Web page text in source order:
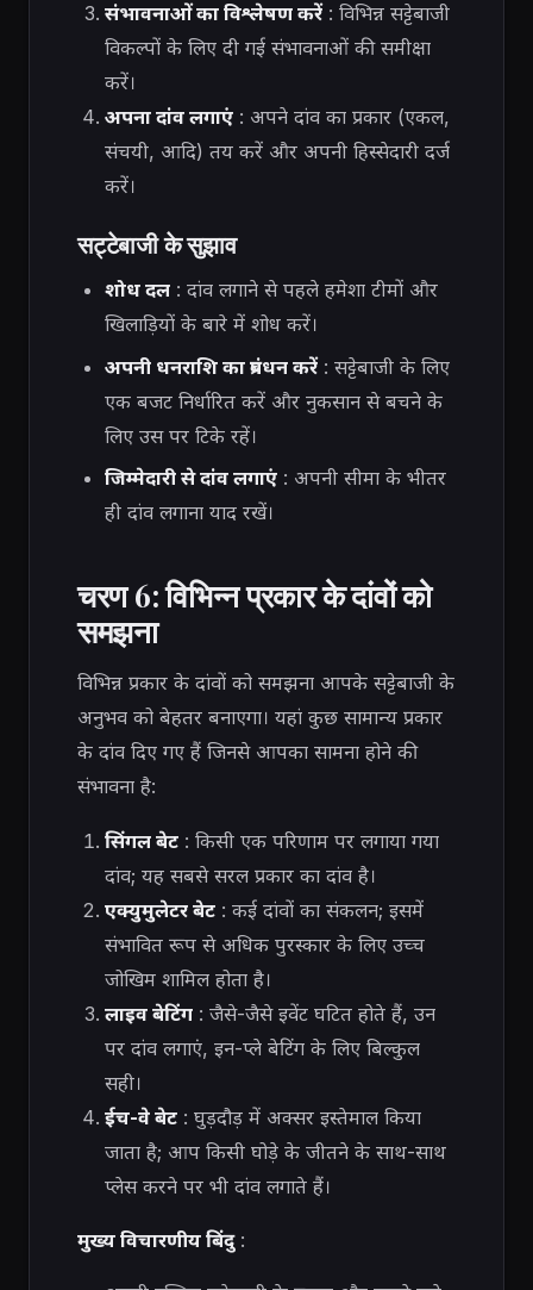
संभावनाओं का विश्लेषण करें: विभिन्न सट्टेबाजी
विकल्पों के लिए दी गई संभावनाओं की समीक्षा
करें।
अपना दांव लगाएं: अपने दांव का प्रकार (एकल,
संचयी, आदि) तय करें और अपनी हिस्सेदारी दर्ज
करें।
सट्टेबाजी के सुझाव
शोध दल: दांव लगाने से पहले हमेशा टीमों और
खिलाड़ियों के बारे में शोध करें।
अपनी धनराशि का प्रबंधन करें: सट्टेबाजी के लिए
एक बजट निर्धारित करें और नुकसान से बचने के
लिए उस पर टिके रहें।
जिम्मेदारी से दांव लगाएं: अपनी सीमा के भीतर
ही दांव लगाना याद रखें।
चरण 6: विभिन्न प्रकार के दांवों को
समझना
विभिन्न प्रकार के दांवों को समझना आपके सट्टेबाजी के
अनुभव को बेहतर बनाएगा। यहां कुछ सामान्य प्रकार
के दांव दिए गए हैं जिनसे आपका सामना होने की
संभावना है:
सिंगल बेट: किसी एक परिणाम पर लगाया गया
दांव; यह सबसे सरल प्रकार का दांव है।
एक्युमुलेटर बेट: कई दांवों का संकलन; इसमें
संभावित रूप से अधिक पुरस्कार के लिए उच्च
जोखिम शामिल होता है।
लाइव बेटिंग: जैसे-जैसे इवेंट घटित होते हैं, उन
पर दांव लगाएं, इन-प्ले बेटिंग के लिए बिल्कुल
सही।
ईच-वे बेट: घुड़दौड़ में अक्सर इस्तेमाल किया
जाता है; आप किसी घोड़े के जीतने के साथ-साथ
प्लेस करने पर भी दांव लगाते हैं।
मुख्य विचारणीय बिंदु: